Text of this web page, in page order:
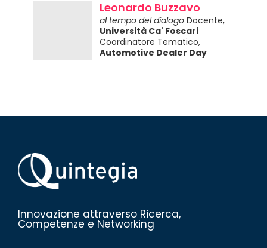
Leonardo Buzzavo
al tempo del dialogo Docente,
Università Ca' Foscari
Coordinatore Tematico,
Automotive Dealer Day
Innovazione attraverso Ricerca,
Competenze e Networking